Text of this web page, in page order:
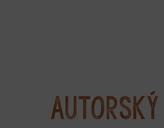
Autorský